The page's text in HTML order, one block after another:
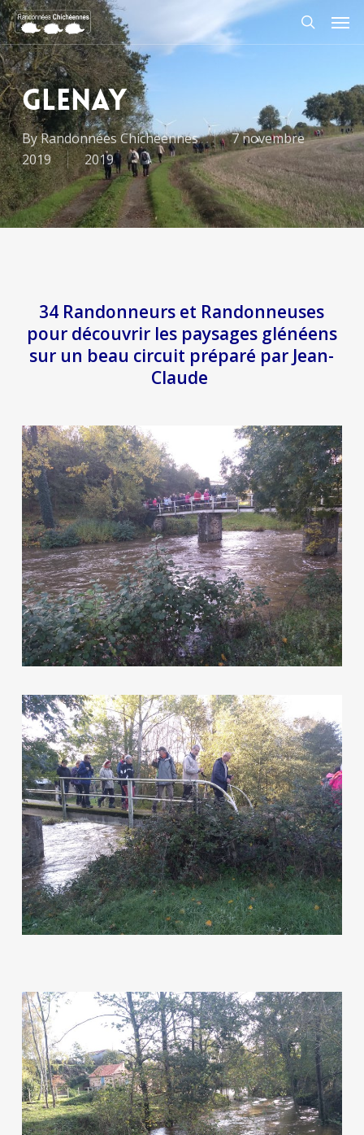
Skip
to
main
content
Glenay
ByRandonnées Chicheennes
7 novembre
2019
2019
34 Randonneurs et Randonneuses
pour découvrir les paysages glénéens
sur un beau circuit préparé par Jean-
Claude